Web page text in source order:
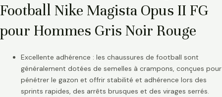
Football Nike Magista Opus II FG
pour Hommes Gris Noir Rouge
Excellente adhérence : les chaussures de football sont
généralement dotées de semelles à crampons, conçues pour
pénétrer le gazon et offrir stabilité et adhérence lors des
sprints rapides, des arrêts brusques et des virages serrés.